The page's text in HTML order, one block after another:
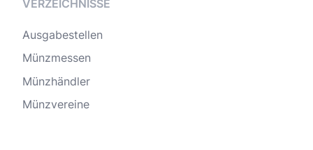
VERZEICHNISSE
Ausgabestellen
Münzmessen
Münzhändler
Münzvereine